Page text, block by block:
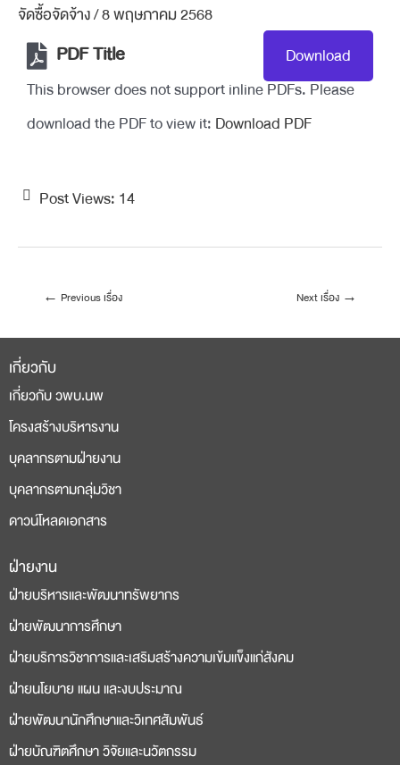
จัดซื้อจัดจ้าง/8 พฤษภาคม 2568
PDF Title
Download
This browser does not support inline PDFs. Please
download the PDF to view it: Download PDF
Post Views: 14
← Previous เรื่อง Next เรื่อง →
เกี่ยวกับ
เกี่ยวกับ วพบ.นพ
โครงสร้างบริหารงาน
บุคลากรตามฝ่ายงาน
บุคลากรตามกลุ่มวิชา
ดาวน์โหลดเอกสาร
deneme
bonusu
casino
siteleri
ฝ่ายงาน
ฝ่ายบริหารและพัฒนาทรัพยากร
ฝ่ายพัฒนาการศึกษา
ฝ่ายบริการวิชาการและเสริมสร้างความเข้มแข็งแก่สังคม
ฝ่ายนโยบาย แผน และงบประมาณ
ฝ่ายพัฒนานักศึกษาและวิเทศสัมพันธ์
ฝ่ายบัณฑิตศึกษา วิจัยและนวัตกรรม